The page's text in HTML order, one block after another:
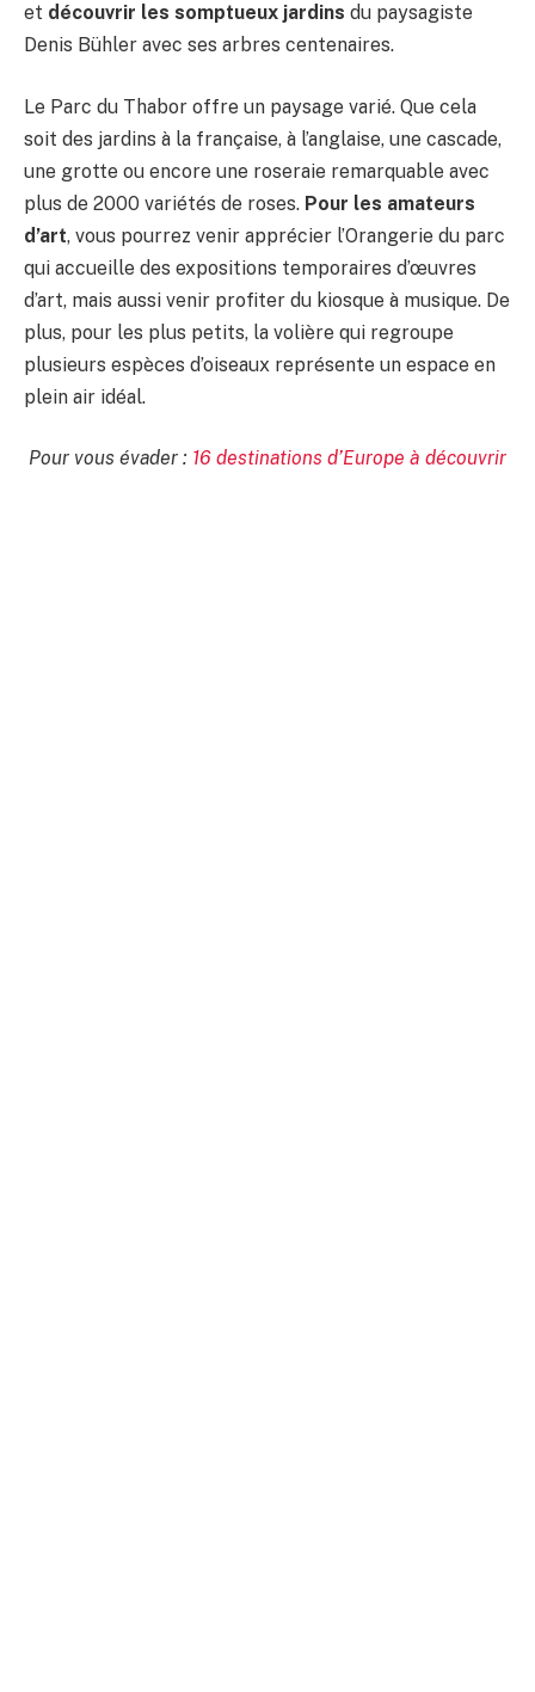
et découvrir les somptueux jardins du paysagiste
Denis Bühler avec ses arbres centenaires.
Le Parc du Thabor offre un paysage varié. Que cela
soit des jardins à la française, à l’anglaise, une cascade,
une grotte ou encore une roseraie remarquable avec
plus de 2000 variétés de roses. Pour les amateurs
d’art, vous pourrez venir apprécier l’Orangerie du parc
qui accueille des expositions temporaires d’œuvres
d’art, mais aussi venir profiter du kiosque à musique. De
plus, pour les plus petits, la volière qui regroupe
plusieurs espèces d’oiseaux représente un espace en
plein air idéal.
Pour vous évader : 16 destinations d’Europe à découvrir